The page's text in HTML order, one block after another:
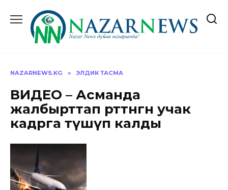
содержанию
NAZARNEWS.KG » ЭЛДИК ТАСМА
ВИДЕО – Асманда
жалбырттап өрттөнгөн учак
кадрга түшүп калды